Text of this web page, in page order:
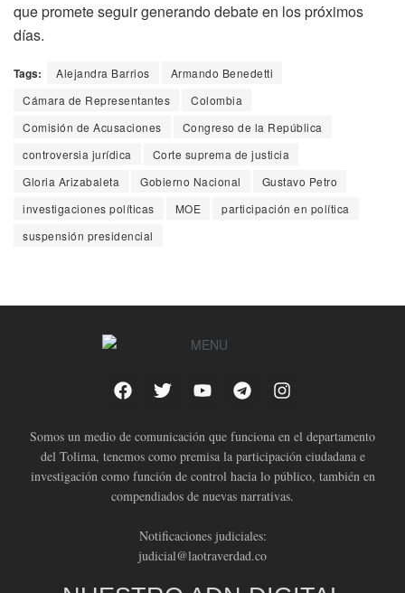
que promete seguir generando debate en los próximos
días.
Tags: Alejandra Barrios
Armando Benedetti
Cámara de Representantes
Colombia
Comisión de Acusaciones
Congreso de la República
controversia jurídica
Corte suprema de justicia
Gloria Arizabaleta
Gobierno Nacional
Gustavo Petro
investigaciones políticas
MOE
participación en política
suspensión presidencial
Somos un medio de comunicación que funciona en el departamento
del Tolima, tenemos como premisa la participación ciudadana e
investigación como función de control hacia lo público, también en
compendiados de nuevas narrativas.
Notificaciones judiciales:
judicial@laotraverdad.co